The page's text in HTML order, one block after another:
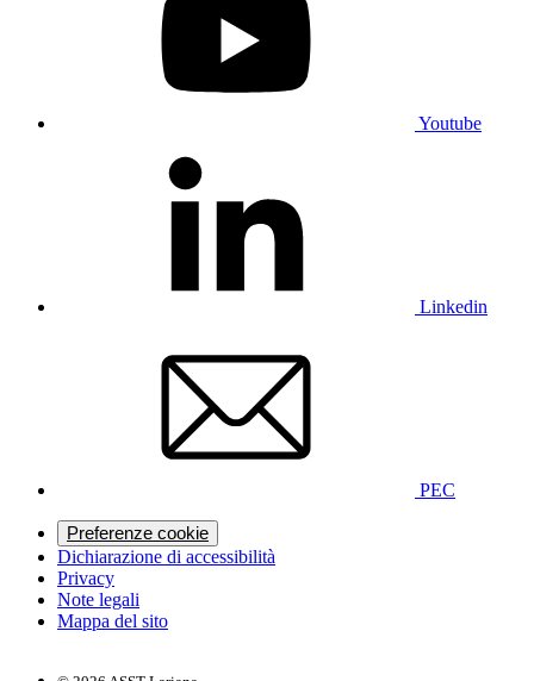
Youtube
Linkedin
PEC
Preferenze cookie
Dichiarazione di accessibilità
Privacy
Note legali
Mappa del sito